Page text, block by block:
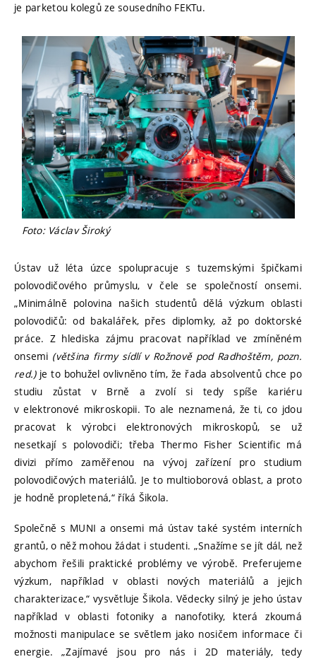
je parketou kolegů ze sousedního FEKTu.
Foto: Václav Široký
Ústav už léta úzce spolupracuje s tuzemskými špičkami
polovodičového průmyslu, v čele se společností onsemi.
„Minimálně polovina našich studentů dělá výzkum oblasti
polovodičů: od bakalářek, přes diplomky, až po doktorské
práce. Z hlediska zájmu pracovat například ve zmíněném
onsemi (většina firmy sídlí v Rožnově pod Radhoštěm, pozn.
red.)je to bohužel ovlivněno tím, že řada absolventů chce po
studiu zůstat v Brně a zvolí si tedy spíše kariéru
v elektronové mikroskopii. To ale neznamená, že ti, co jdou
pracovat k výrobci elektronových mikroskopů, se už
nesetkají s polovodiči; třeba Thermo Fisher Scientific má
divizi přímo zaměřenou na vývoj zařízení pro studium
polovodičových materiálů. Je to multioborová oblast, a proto
je hodně propletená,“ říká Šikola.
Společně s MUNI a onsemi má ústav také systém interních
grantů, o něž mohou žádat i studenti. „Snažíme se jít dál, než
abychom řešili praktické problémy ve výrobě. Preferujeme
výzkum, například v oblasti nových materiálů a jejich
charakterizace,“ vysvětluje Šikola. Vědecky silný je jeho ústav
například v oblasti fotoniky a nanofotiky, která zkoumá
možnosti manipulace se světlem jako nosičem informace či
energie. „Zajímavé jsou pro nás i 2D materiály, tedy